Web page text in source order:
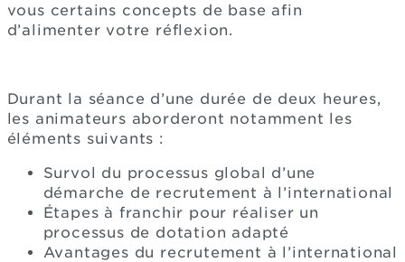
vous certains concepts de base afin
d’alimenter votre réflexion.
Durant la séance d’une durée de deux heures,
les animateurs aborderont notamment les
éléments suivants :
Survol du processus global d’une
démarche de recrutement à l’international
Étapes à franchir pour réaliser un
processus de dotation adapté
Avantages du recrutement à l’international